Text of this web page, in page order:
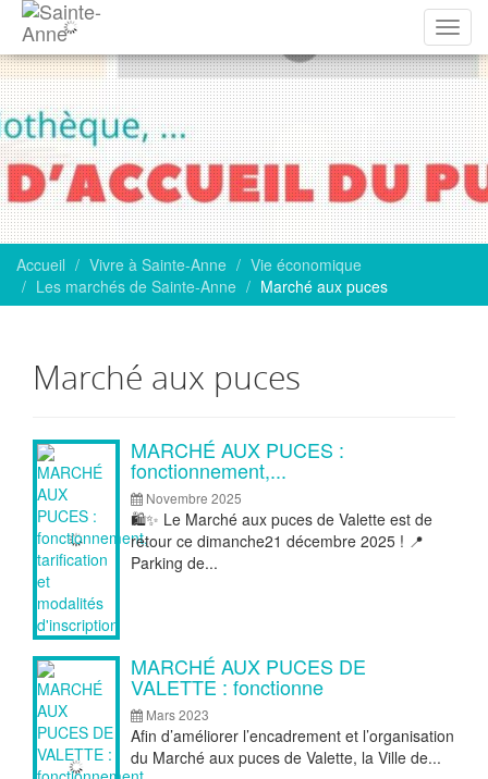
la
Accueil Vivre à Sainte-Anne
Vie économique
Les marchés de Sainte-Anne
Marché aux puces
Marché aux puces
Articles MARCHÉ AUX PUCES :
fonctionnement,...
Novembre 2025
🛍️✨ Le Marché aux puces de Valette est de
retour ce dimanche21 décembre 2025 ! 📍
Parking de...
MARCHÉ AUX PUCES DE
VALETTE : fonctionne
Mars 2023
Afin d’améliorer l’encadrement et l’organisation
du Marché aux puces de Valette, la Ville de...